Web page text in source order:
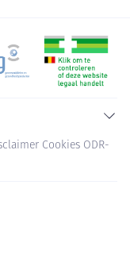
Cookies ODR-